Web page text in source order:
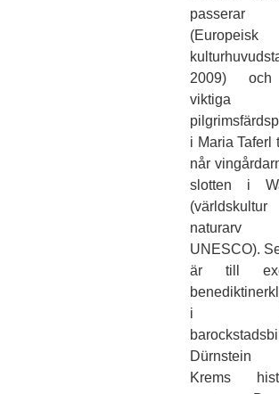
passerar
(Europeisk
2009)
viktiga
i Maria Taferl
når
slotten i
UNESCO).
är till
i
Krems